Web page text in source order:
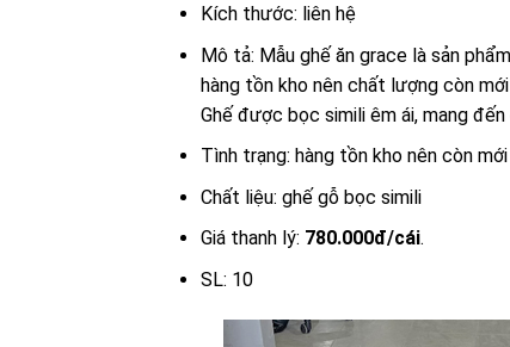
Kích thước: liên hệ
Mô tả: Mẫu ghế ăn grace là sản
hàng tồn kho nên chất lượng còn
Ghế được bọc simili êm ái, mang
Tình trạng: hàng tồn kho nên còn
Chất liệu: ghế gỗ bọc simili
Giá thanh lý: 780.000đ/cái.
SL: 10